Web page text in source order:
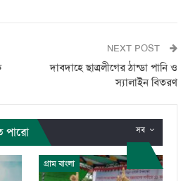
NEXT POST
দাবদাহে ছাত্রলীগের ঠান্ডা পানি ও
স্যালাইন বিতরণ
সব
পারো
গ্রাম বাংলা